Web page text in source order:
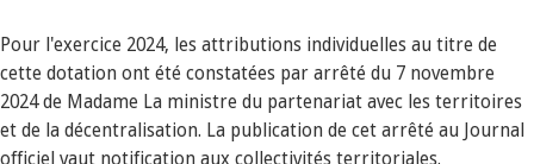
Pour l'exercice 2024, les attributions individuelles au titre de
cette dotation ont été constatées par arrêté du 7 novembre
2024 de Madame La ministre du partenariat avec les territoires
et de la décentralisation. La publication de cet arrêté au Journal
officiel vaut notification aux collectivités territoriales.